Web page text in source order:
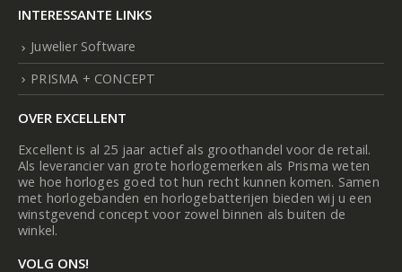
INTERESSANTE LINKS
Juwelier Software
PRISMA + CONCEPT
OVER EXCELLENT
Excellent is al 25 jaar actief als groothandel voor de retail.
Als leverancier van grote horlogemerken als Prisma weten
we hoe horloges goed tot hun recht kunnen komen. Samen
met horlogebanden en horlogebatterijen bieden wij u een
winstgevend concept voor zowel binnen als buiten de
winkel.
VOLG ONS!